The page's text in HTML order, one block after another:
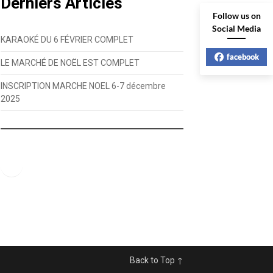
KARAOKÉ DU 6 FÉVRIER COMPLET
LE MARCHÉ DE NOËL EST COMPLET
INSCRIPTION MARCHE NOEL 6-7 décembre
2025
Back to Top ↑
Follow us on
Social Media
facebook